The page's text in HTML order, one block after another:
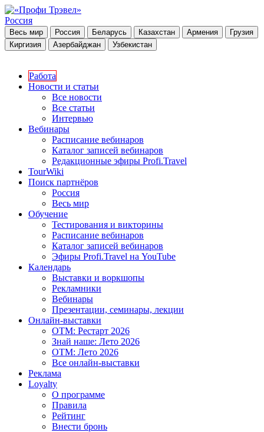
Россия
Весь мир Россия Беларусь Казахстан Армения
Грузия
Киргизия
Азербайджан Узбекистан
Работа
Новости и статьи
Все новости
Все статьи
Интервью
Вебинары
Расписание вебинаров
Каталог записей вебинаров
Редакционные эфиры Profi.Travel
TourWiki
Поиск партнёров
Россия
Весь мир
Обучение
Тестирования и викторины
Расписание вебинаров
Каталог записей вебинаров
Эфиры Profi.Travel на YouTube
Календарь
Выставки и воркшопы
Рекламники
Вебинары
Презентации, семинары, лекции
Онлайн-выставки
OTM: Рестарт 2026
Знай наше: Лето 2026
OTM: Лето 2026
Все онлайн-выставки
Реклама
Loyalty
О программе
Правила
Рейтинг
Внести бронь